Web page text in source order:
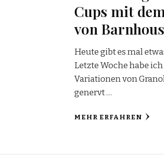
Cups mit
von
Heute gibt es mal
Letzte Woche habe
Variationen von
genervt …
MEHR ERFAHREN